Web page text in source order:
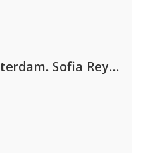
Kris Kross Amsterdam. Sofia Reyes & Tinie Tempah